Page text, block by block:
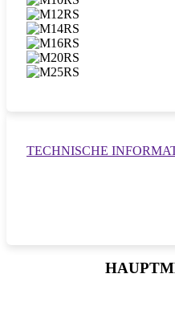
TECHNISCHE